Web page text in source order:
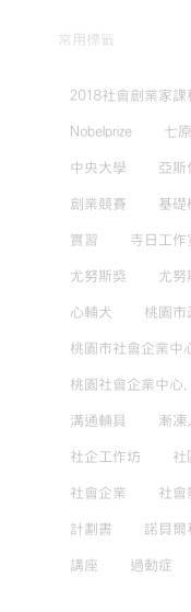
常用標籤
2018社會創業家課
Nobelprize 七
中央大學 亞斯
創業競賽 基礎
實習 寺日工作
尤努斯獎 尤努
心輔犬 桃園市
桃園市社會企業中
桃園社會企業中心
溝通輔具 漸凍
社企工作坊 社
社會企業 社會
計劃書 諾貝爾
講座 過動症